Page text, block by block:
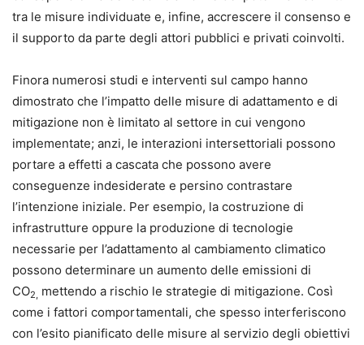
tra le misure individuate e, infine, accrescere il consenso e
il supporto da parte degli attori pubblici e privati coinvolti.
Finora numerosi studi e interventi sul campo hanno
dimostrato che l’impatto delle misure di adattamento e di
mitigazione non è limitato al settore in cui vengono
implementate; anzi, le interazioni intersettoriali possono
portare a effetti a cascata che possono avere
conseguenze indesiderate e persino contrastare
l’intenzione iniziale. Per esempio, la costruzione di
infrastrutture oppure la produzione di tecnologie
necessarie per l’adattamento al cambiamento climatico
possono determinare un aumento delle emissioni di
CO2,
mettendo a rischio le strategie di mitigazione. Così
come i fattori comportamentali, che spesso interferiscono
con l’esito pianificato delle misure al servizio degli obiettivi